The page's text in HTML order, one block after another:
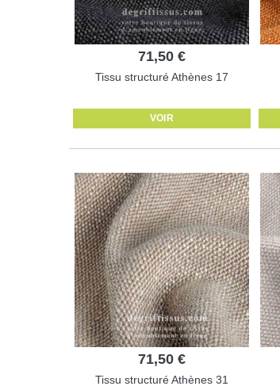
71,50 €
Tissu structuré Athènes 17
VOIR
71,50 €
Tissu structuré Athènes 31